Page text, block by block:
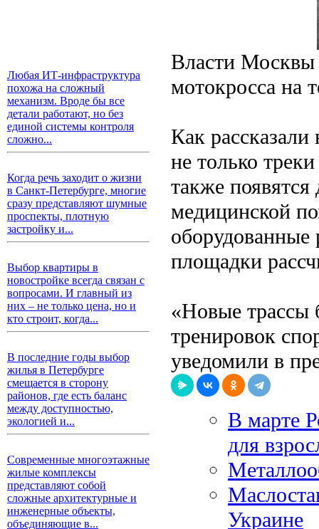
Любая ИТ-инфраструктура
похожа на сложный
механизм. Вроде бы все
детали работают, но без
единой системы контроля
сложно...
Когда речь заходит о жизни
в Санкт-Петербурге, многие
сразу представляют шумные
проспекты, плотную
застройку и...
Выбор квартиры в
новостройке всегда связан с
вопросами. И главный из
них – не только цена, но и
кто строит, когда...
В последние годы выбор
жилья в Петербурге
смещается в сторону
районов, где есть баланс
между доступностью,
экологией и...
Современные многоэтажные
жилые комплексы
представляют собой
сложные архитектурные и
инженерные объекты,
объединяющие в...
Власти Москвы
мотокросса на
Как
не только
также
медицинской
площадки
«Новые трассы
тренировок
уведомили в
В марте
для
Украине